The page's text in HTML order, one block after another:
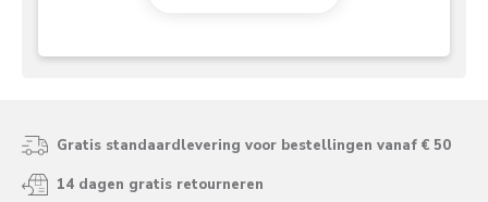
Gratis standaardlevering voor bestellingen vanaf € 50
14 dagen gratis retourneren